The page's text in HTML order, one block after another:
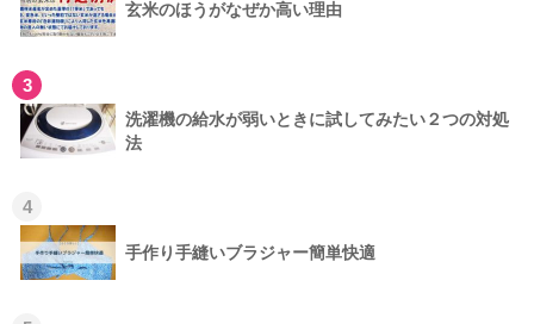
玄米のほうがなぜか高い理由
3
洗濯機の給水が弱いときに試してみたい２つの対処
法
4
手作り手縫いブラジャー簡単快適